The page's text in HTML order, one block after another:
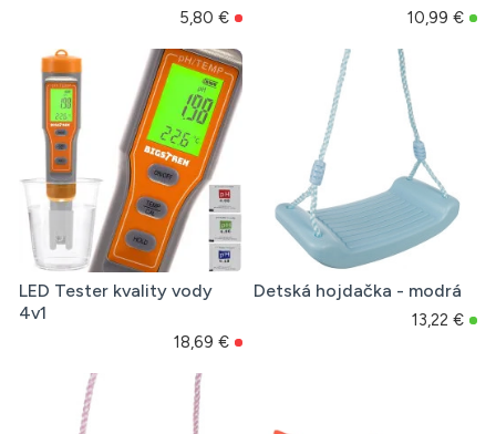
5,80 € 10,99 €
LED Tester kvality vody
4v1
18,69 €
Detská hojdačka - modrá
13,22 €